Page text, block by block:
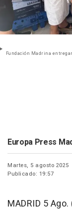
Fundación Madrina
Europa Press
Martes, 5 agosto 2025
Publicado: 19:57
MADRID 5 Ago.